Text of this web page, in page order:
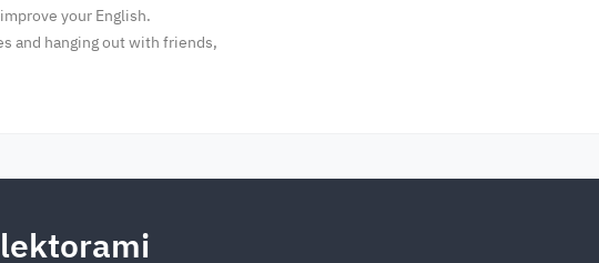
your English.
and hanging out with friends,